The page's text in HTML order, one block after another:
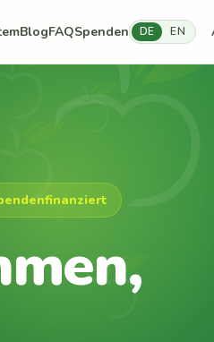
BlogFAQSpenden DE EN